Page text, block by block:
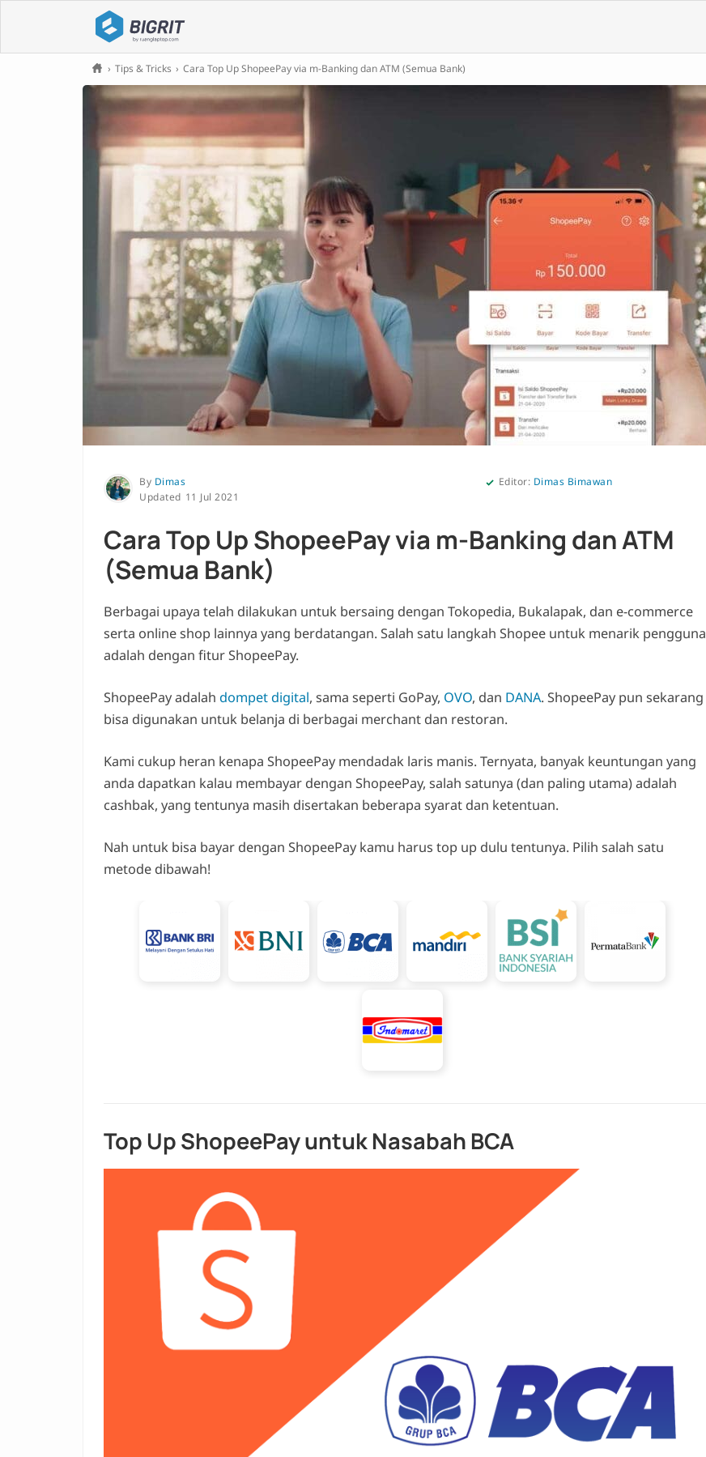
› Tips & Tricks › Cara Top Up ShopeePay via m-Banking dan ATM (Semua Bank)
By Dimas
11 Jul 2021
Editor: Dimas Bimawan
Cara Top Up ShopeePay via m-Banking dan ATM
(Semua Bank)
Berbagai upaya telah dilakukan untuk bersaing dengan Tokopedia, Bukalapak, dan e-commerce
serta online shop lainnya yang berdatangan. Salah satu langkah Shopee untuk menarik pengguna
adalah dengan fitur ShopeePay.
ShopeePay adalah dompet digital, sama seperti GoPay, OVO, dan DANA. ShopeePay pun sekarang
bisa digunakan untuk belanja di berbagai merchant dan restoran.
Kami cukup heran kenapa ShopeePay mendadak laris manis. Ternyata, banyak keuntungan yang
anda dapatkan kalau membayar dengan ShopeePay, salah satunya (dan paling utama) adalah
cashbak, yang tentunya masih disertakan beberapa syarat dan ketentuan.
Nah untuk bisa bayar dengan ShopeePay kamu harus top up dulu tentunya. Pilih salah satu
metode dibawah!
Top Up ShopeePay untuk Nasabah BCA